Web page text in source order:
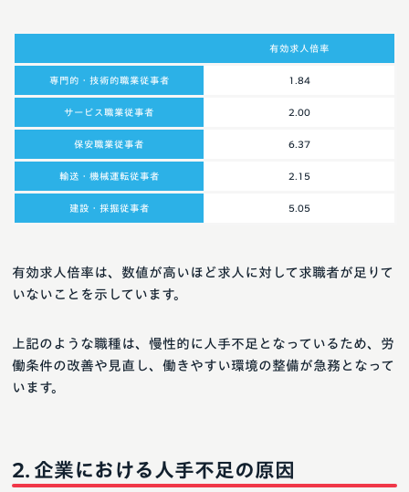
有効求人倍率
専門的・技術的職業従事者 1.84
サービス職業従事者 2.00
保安職業従事者 6.37
輸送・機械運転従事者 2.15
建設・採掘従事者 5.05
有効求人倍率は、数値が高いほど求人に対して求職者が足りて
いないことを示しています。
上記のような職種は、慢性的に人手不足となっているため、労
働条件の改善や見直し、働きやすい環境の整備が急務となって
います。
企業における人手不足の原因